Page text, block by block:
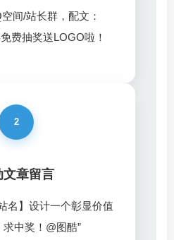
间/站长群，配文：
费抽奖送LOGO啦！
2
文章留言
名】设计一个彰显价值
中奖！@图酷”